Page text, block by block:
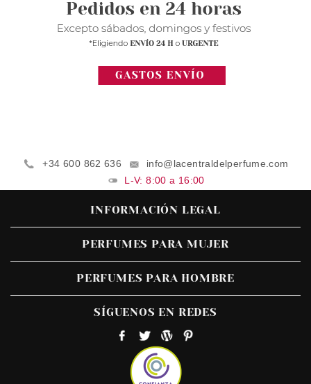
+34 600 862 636
info@lacentraldelperfume.com
L-V: 8:00 a 16:00
INFORMACIÓN LEGAL
PERFUMES PARA MUJER
PERFUMES PARA HOMBRE
SÍGUENOS EN REDES